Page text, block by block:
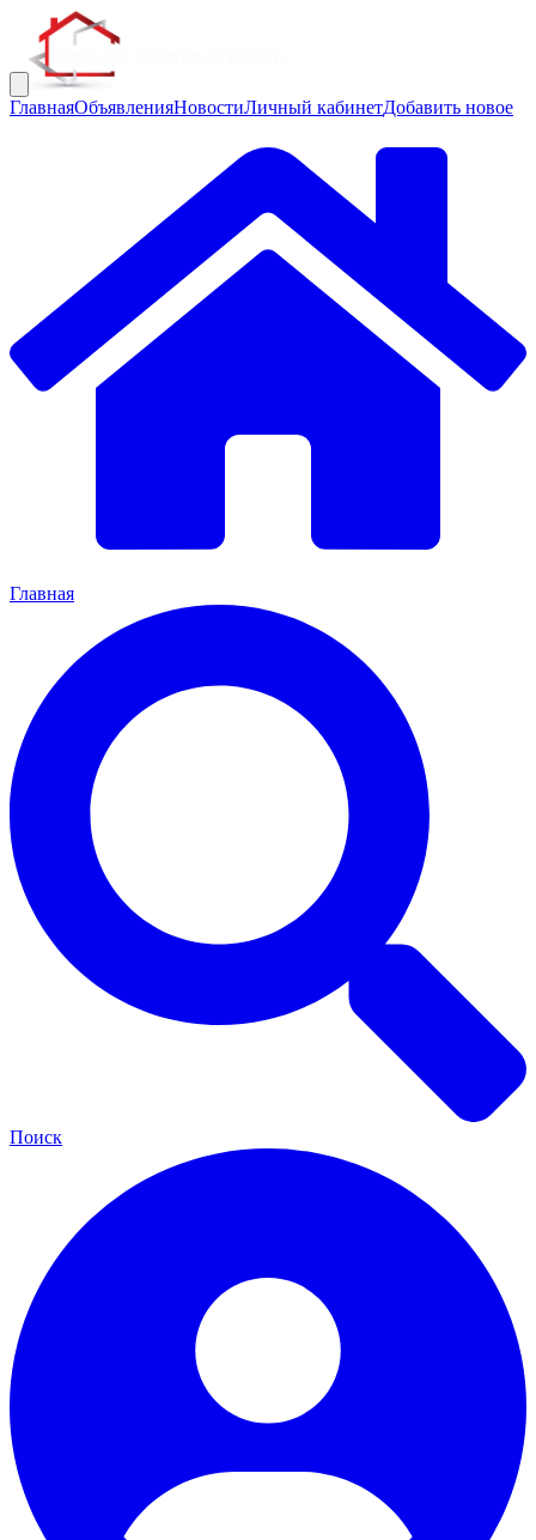
ГлавнаяОбъявленияНовостиЛичный кабинетДобавить новое
Главная
Поиск